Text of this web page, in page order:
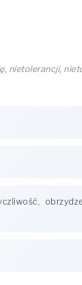
nietolerancji,
,